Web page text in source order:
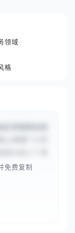
领域
格
生成三个具
免费复制